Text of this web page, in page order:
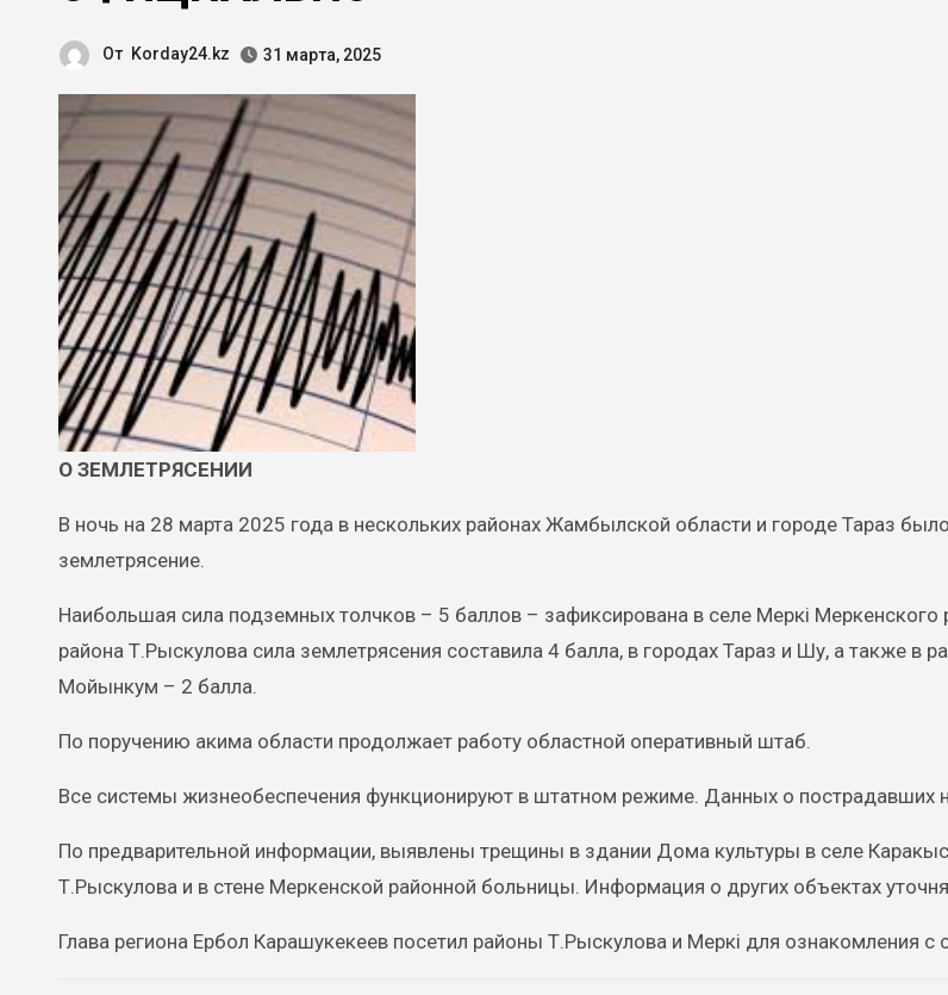
От Korday24.kz 31 марта, 2025
О ЗЕМЛЕТРЯСЕНИИ
В ночь на 28 марта 2025 года в нескольких районах Жамбылской области и городе Тараз
землетрясение.
Наибольшая сила подземных толчков – 5 баллов – зафиксирована в селе Меркі Меркенского
района Т.Рыскулова сила землетрясения составила 4 балла, в городах Тараз и Шу, а также в
Мойынкум – 2 балла.
По поручению акима области продолжает работу областной оперативный штаб.
Все системы жизнеобеспечения функционируют в штатном режиме. Данных о пострадавших
По предварительной информации, выявлены трещины в здании Дома культуры в селе
Т.Рыскулова и в стене Меркенской районной больницы. Информация о других объектах
Глава региона Ербол Карашукекеев посетил районы Т.Рыскулова и Меркі для ознакомления с